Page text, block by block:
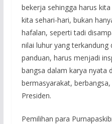
bekerja sehingga harus
kita sehari-hari, bukan
hafalan, seperti tadi
nilai luhur yang
panduan, harus menjadi
bangsa dalam karya nyata
bermasyarakat,
Presiden.
Pemilihan para